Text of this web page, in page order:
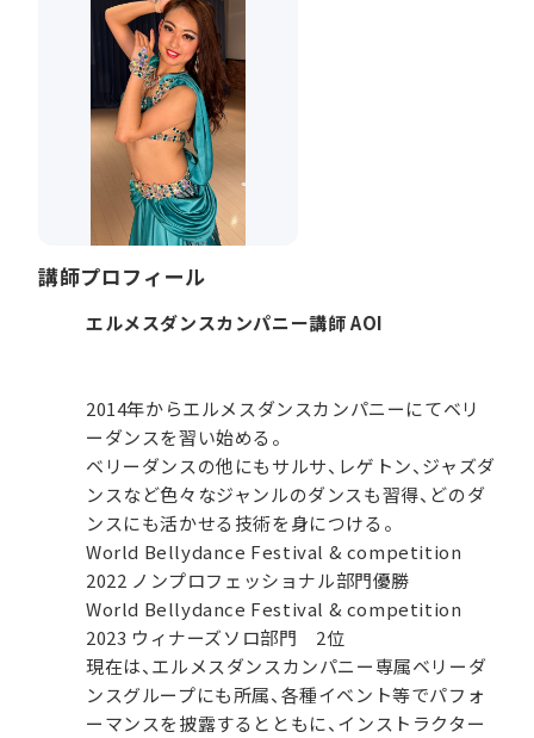
講師プロフィール
エルメスダンスカンパニー講師 AOI
2014年からエルメスダンスカンパニーにてベリ
ーダンスを習い始める。
ベリーダンスの他にもサルサ、レゲトン、ジャズダ
ンスなど色々なジャンルのダンスも習得、どのダ
ンスにも活かせる技術を身につける。
World Bellydance Festival & competition
2022 ノンプロフェッショナル部門優勝
World Bellydance Festival & competition
2023 ウィナーズソロ部門 2位
現在は、エルメスダンスカンパニー専属ベリーダ
ンスグループにも所属、各種イベント等でパフォ
ーマンスを披露するとともに、インストラクター